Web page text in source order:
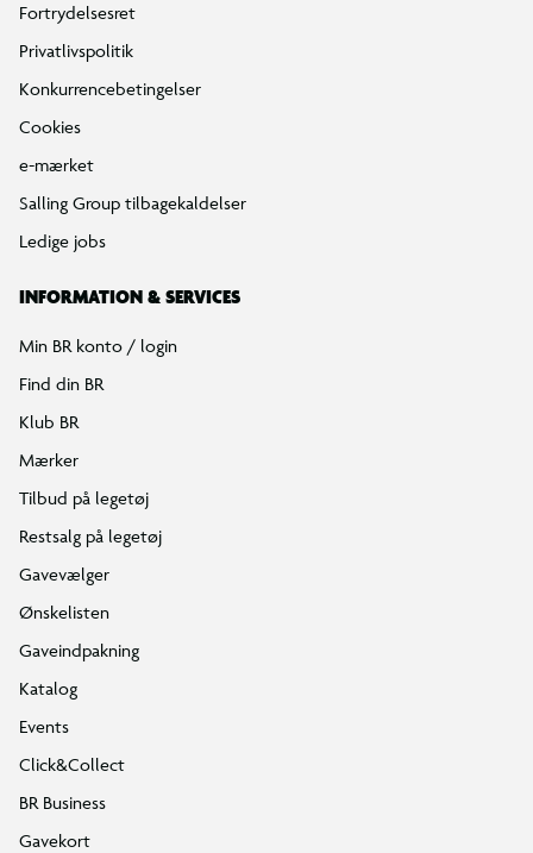
Fortrydelsesret
Privatlivspolitik
Konkurrencebetingelser
Cookies
e-mærket
Salling Group tilbagekaldelser
Ledige jobs
INFORMATION & SERVICES
Min BR konto / login
Find din BR
Klub BR
Mærker
Tilbud på legetøj
Restsalg på legetøj
Gavevælger
Ønskelisten
Gaveindpakning
Katalog
Events
Click&Collect
BR Business
Gavekort